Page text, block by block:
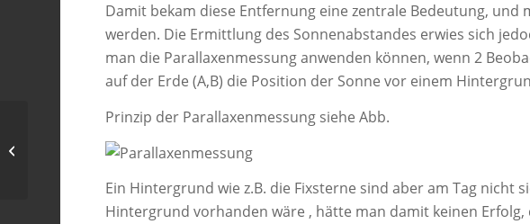
Damit bekam diese Entfernung eine zentrale Bedeutung, und
werden. Die Ermittlung des Sonnenabstandes erwies sich
man die Parallaxenmessung anwenden können, wenn 2
auf der Erde (A,B) die Position der Sonne vor einem
Prinzip der Parallaxenmessung siehe Abb.
Ein Hintergrund wie z.B. die Fixsterne sind aber am Tag nicht
Hintergrund vorhanden wäre , hätte man damit keinen
Planetarische Nebel und
Supernovareste ab August 2000